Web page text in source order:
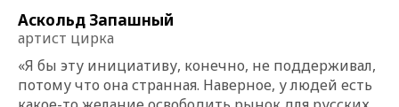
Аскольд Запашный
артист цирка
«Я бы эту инициативу, конечно, не поддерживал,
потому что она странная. Наверное, у людей есть